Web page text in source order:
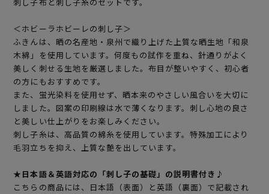
＜ホビーラホビーレの刺し子＞
ふきんは、晒の名産地・泉州で織り上げた上質な晒生地「和泉
木綿」を使用しています。何度もの試作を重ね、針通りがよく
美しく刺せる生地を厳選しました。布目が整いやすく、初心者
の方にもおすすめです。
また、蛍光染料を使用せず、晒本来のやさしい風合いを大切に
しました。図案の印刷線は水で薄くなります。刺し心地の良さ
と美しい仕上がりをお楽しみください。
刺し子糸は、高品質の綿糸を使用しています。特殊加工により
毛羽立ちを抑え、上質な艶を出しています。
★日本語＆英語対応の「刺し子の基礎」の説明書付き♪
こちらの商品には、日本語（表面）と英語（裏面）で記載され